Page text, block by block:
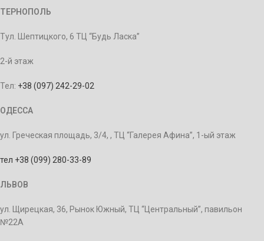
ТЕРНОПОЛЬ
Тул. Шептицкого, 6 ТЦ “Будь Ласка”
2-й этаж
Тел: +38 (097) 242-29-02
ОДЕССА
ул. Греческая площадь, 3/4, , ТЦ “Галерея Афина”, 1-ый этаж
тел +38 (099) 280-33-89
ЛЬВОВ
ул. Щирецкая, 36, Рынок Южный, ТЦ “Центральный”, павильон
№22А